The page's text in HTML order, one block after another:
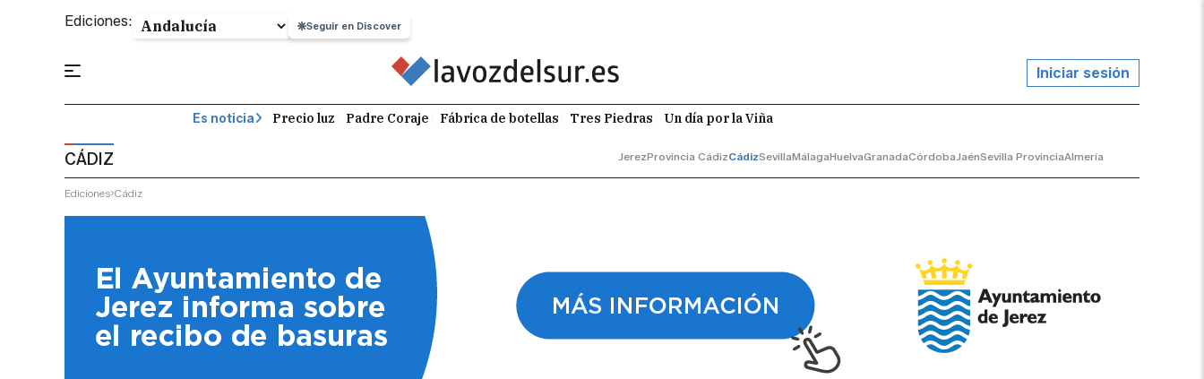
Ediciones: Seguir en Discover
Iniciar sesión
Es noticia Precio luz Padre Coraje Fábrica de botellas Tres Piedras Un día por la Viña
CÁDIZ JerezProvincia CádizCádizSevillaMálagaHuelvaGranadaCórdobaJaénSevilla ProvinciaAlmería
Ediciones Cádiz